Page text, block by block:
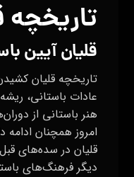
قلیان آیین
تاریخچه قلیان
عادات باستانی،
هنر باستانی از
امروز همچنان ادامه
قلیان در سده‌های
دیگر فرهنگ‌های